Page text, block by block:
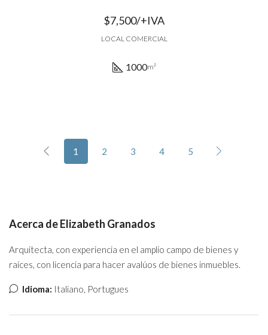
$7,500/+IVA
LOCAL COMERCIAL
1000m²
1 2 3 4 5
Acerca de Elizabeth Granados
Arquitecta, con experiencia en el amplio campo de bienes y
raíces, con licencia para hacer avalúos de bienes inmuebles.
Idioma: Italiano, Portugues